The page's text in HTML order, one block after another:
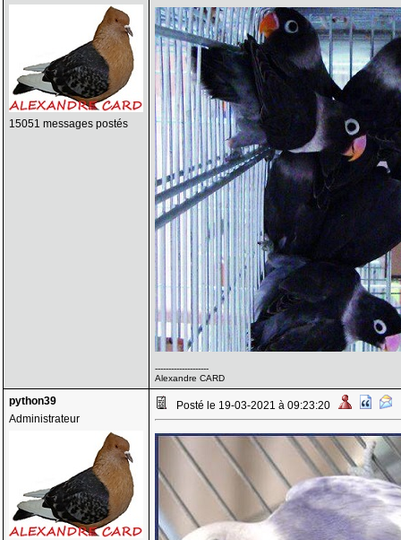
15051 messages postés
--------------------
Alexandre CARD
python39
Administrateur
Posté le 19-03-2021 à 09:23:20